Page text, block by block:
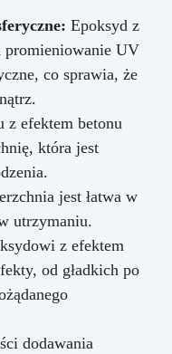
Epoksyd z
promieniowanie UV
co sprawia, że
z efektem betonu
która jest
jest łatwa w
utrzymaniu.
z efektem
od gładkich po
dodawania